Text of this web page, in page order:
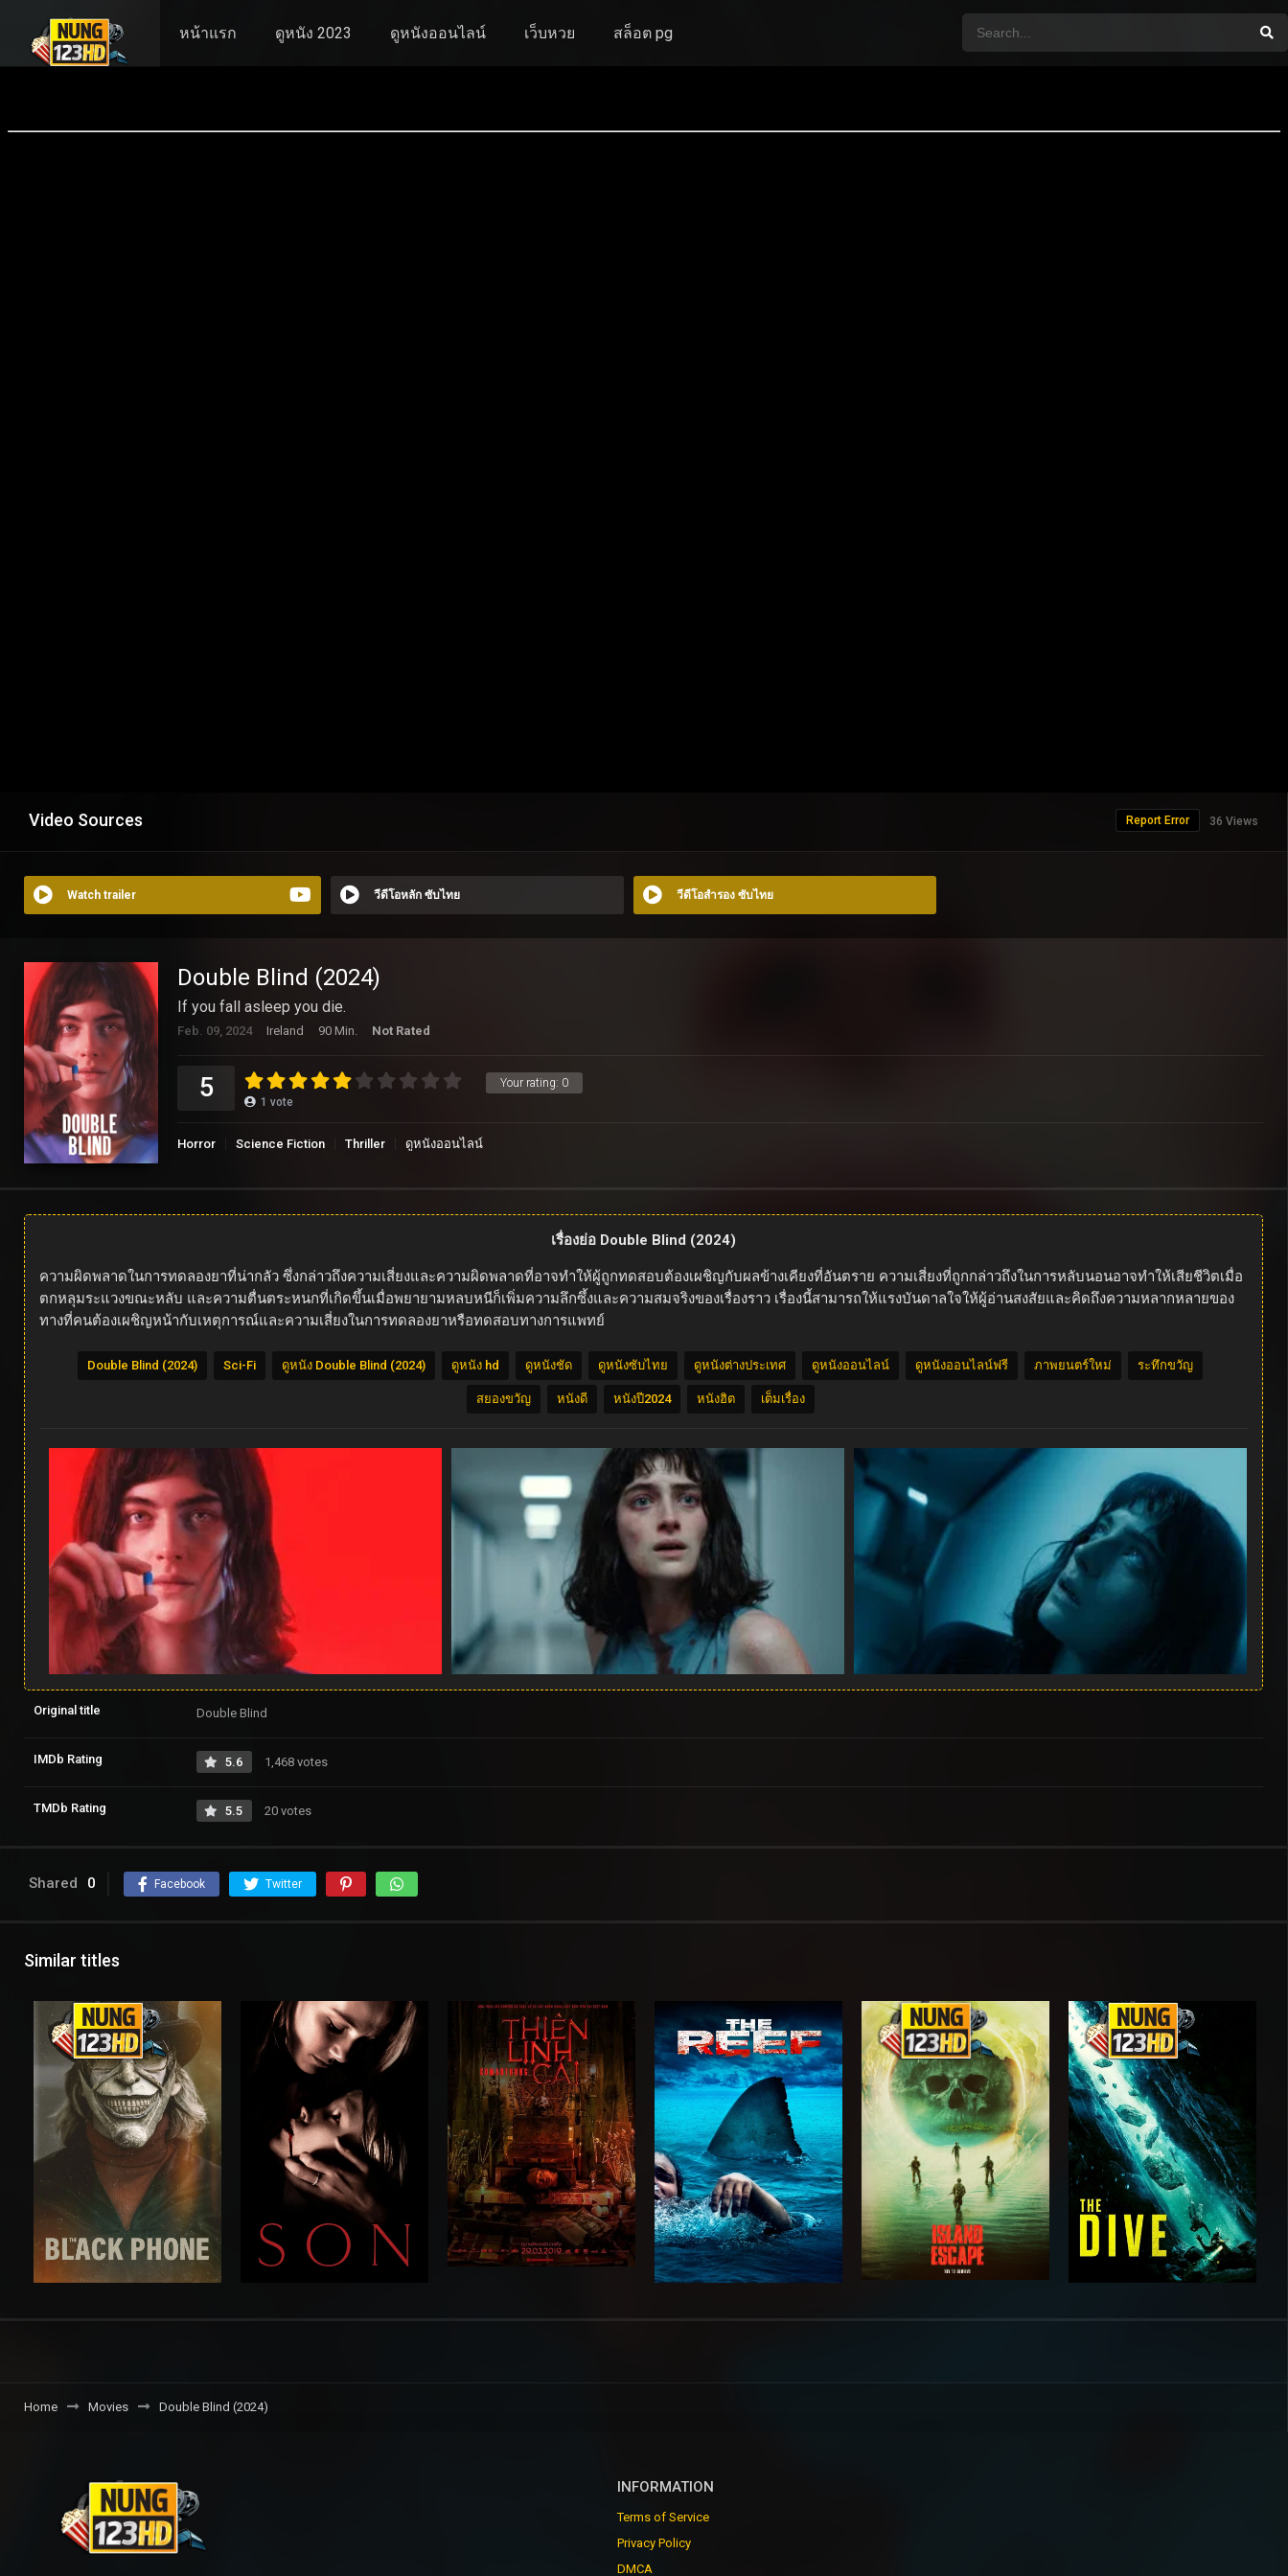
หน้าแรก ดูหนัง 2023 ดูหนังออนไลน์ เว็บหวย สล็อต pg
Video Sources 36 Views
Report Error
Watch trailer วีดีโอหลัก ซับไทย วีดีโอสำรอง ซับไทย
Double Blind (2024)
If you fall asleep you die.
Feb. 09, 2024 Ireland 90 Min. Not Rated
Your rating: 0
5 1 vote
Horror Science Fiction Thriller ดูหนังออนไลน์
เรื่องย่อ Double Blind (2024)
ความผิดพลาดในการทดลองยาที่น่ากลัว ซึ่งกล่าวถึงความเสี่ยงและความผิดพลาดที่อาจทำให้ผู้ถูกทดสอบต้องเผชิญกับผลข้างเคียงที่อันตราย ความเสี่ยงที่ถูกกล่าวถึงในการหลับนอนอาจทำให้เสียชีวิตเมื่อ
ตกหลุมระแวงขณะหลับ และความตื่นตระหนกที่เกิดขึ้นเมื่อพยายามหลบหนีก็เพิ่มความลึกซึ้งและความสมจริงของเรื่องราว เรื่องนี้สามารถให้แรงบันดาลใจให้ผู้อ่านสงสัยและคิดถึงความหลากหลายของ
ทางที่คนต้องเผชิญหน้ากับเหตุการณ์และความเสี่ยงในการทดลองยาหรือทดสอบทางการแพทย์
Double Blind (2024) Sci-Fi ดูหนัง Double Blind (2024) ดูหนัง hd ดูหนังชัด ดูหนังซับไทย ดูหนังต่างประเทศ ดูหนังออนไลน์ ดูหนังออนไลน์ฟรี ภาพยนตร์ใหม่ ระทึกขวัญ
สยองขวัญ หนังดี หนังปี2024 หนังฮิต เต็มเรื่อง
Original title Double Blind
IMDb Rating 5.6 1,468 votes
TMDb Rating 5.5 20 votes
Shared 0 Facebook Twitter
Similar titles
Home Movies Double Blind (2024)
INFORMATION
Terms of Service
Privacy Policy
DMCA